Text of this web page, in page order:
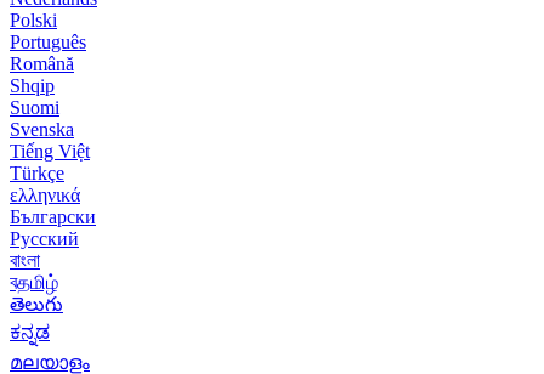
Polski
Português
Română
Shqip
Suomi
Svenska
Tiếng Việt
Türkçe
ελληνικά
Български
Русский
বাংলা
বதமிழ்
తెలుగు
ಕನ್ನಡ
മലയാളം